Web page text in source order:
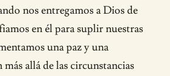
nos entregamos a Dios de
en él para suplir nuestras
una paz y una
allá de las circunstancias